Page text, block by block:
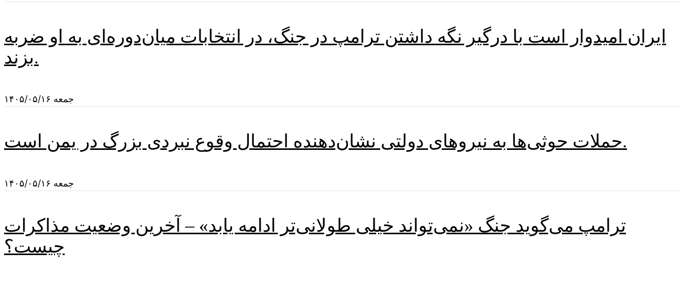
ایران امیدوار است با درگیر نگه داشتن ترامپ در جنگ، در انتخابات میان‌دوره‌ای به او ضربه
بزند.
جمعه ۱۴۰۵/۰۵/۱۶
حملات حوثی‌ها به نیروهای دولتی نشان‌دهنده احتمال وقوع نبردی بزرگ در یمن است.
جمعه ۱۴۰۵/۰۵/۱۶
ترامپ می‌گوید جنگ «نمی‌تواند خیلی طولانی‌تر ادامه یابد» – آخرین وضعیت مذاکرات
چیست؟